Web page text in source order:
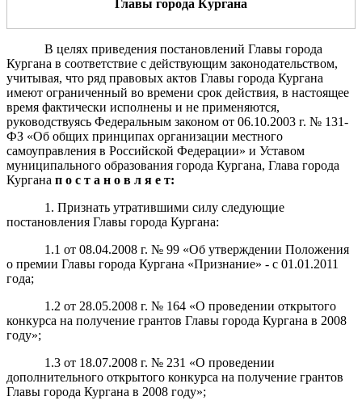
Главы города Кургана
В целях приведения постановлений Главы города
Кургана в соответствие с действующим законодательством,
учитывая, что ряд правовых актов Главы города Кургана
имеют ограниченный во времени срок действия, в настоящее
время фактически исполнены и не применяются,
руководствуясь Федеральным законом от 06.10.2003 г. № 131-
ФЗ «Об общих принципах организации местного
самоуправления в Российской Федерации» и Уставом
муниципального образования города Кургана, Глава города
Кургана п о с т а н о в л я е т:
1. Признать утратившими силу следующие
постановления Главы города Кургана:
1.1 от 08.04.2008 г. № 99 «Об утверждении Положения
о премии Главы города Кургана «Признание» - с 01.01.2011
года;
1.2 от 28.05.2008 г. № 164 «О проведении открытого
конкурса на получение грантов Главы города Кургана в 2008
году»;
1.3 от 18.07.2008 г. № 231 «О проведении
дополнительного открытого конкурса на получение грантов
Главы города Кургана в 2008 году»;